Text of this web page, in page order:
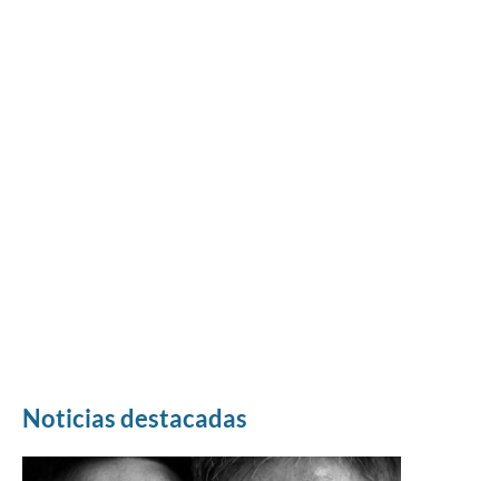
Noticias destacadas